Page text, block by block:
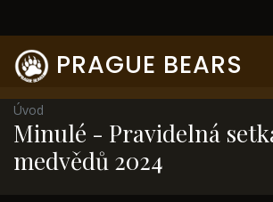
PRAGUE BEARS
Úvod
Minulé - Pravidelná
medvědů 2024